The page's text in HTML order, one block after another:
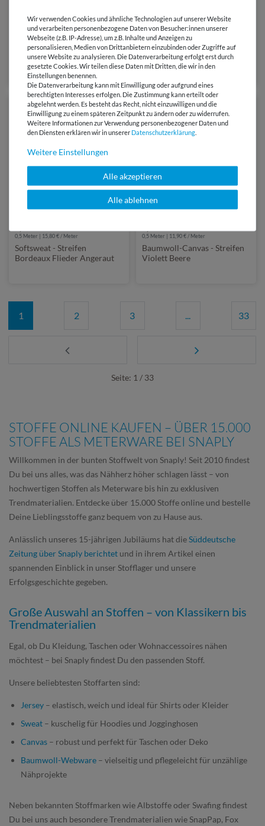
7,90 €
0,5 Meter | 15,80 € / Meter
Baumwoll-Canvas - Slub
Digital Blumen Lila Beige
7,15 €
0,5 Meter | 14,30 € / Meter
Baumwoll-Satin - Digital
Streifen Abstrakt Bordeaux
0,5 Meter | 15,80 € / Meter
Softsweat - Streifen
Bordeaux Flieder Angeraut
0,5 Meter | 11,90 € / Meter
Baumwoll-Canvas - Streifen
Violett Beere
1 2 3 ... 33
Seite: 1 / 33
STOFFE ONLINE KAUFEN – ÜBER 15.000
STOFFE ALS METERWARE BEI SNAPLY
Willkommen in der bunten Stoffwelt von Snaply! Seit 2010 findest
Du bei uns alles, was das Nähherz höher schlagen lässt – von
hochwertigen Stoffen als Meterware bis hin zu exklusiven
Trendmaterialien. Entdecke über 15.000 Stoffe online und bestelle
Deine Lieblingsstoffe ganz bequem von zu Hause aus.
Anlässlich unseres 15-jährigen Jubiläums hat dieSüddeutsche
Zeitung über Snaply berichtet und in ihrem Artikel einen
spannenden Einblick in unser Stofflager und unsere
Erfolgsgeschichte gegeben.
Große Auswahl an Stoffen – von Klassikern bis
Trendmaterialien
Egal, ob Du Kleidung, Taschen oder Wohnaccessoires nähen
möchtest – bei Snaply findest Du den passenden Stoff.
Unsere beliebtesten Stoffarten sind:
Jersey – elastisch, weich und ideal für Shirts oder Kleider
Sweat – kuschelig für Hoodies und Jogginghosen
Canvas – robust und perfekt für Taschen oder Deko
Baumwoll-Webware – vielseitig und pflegeleicht für unzählige
Nähprojekte
Neben bekannten Stoffmarken wie Albstoffe oder Swafing findest
Du bei uns auch besondere Trendmaterialien wie SnapPap, Fox
Wir verwenden Cookies und ähnliche Technologien auf unserer Website
und verarbeiten personenbezogene Daten von Besucher:innen unserer
Webseite (z.B. IP-Adresse), um z.B. Inhalte und Anzeigen zu
personalisieren, Medien von Drittanbietern einzubinden oder Zugriffe auf
unsere Website zu analysieren. Die Datenverarbeitung erfolgt erst durch
gesetzte Cookies. Wir teilen diese Daten mit Dritten, die wir in den
Einstellungen benennen.
Die Datenverarbeitung kann mit Einwilligung oder aufgrund eines
berechtigten Interesses erfolgen. Die Zustimmung kann erteilt oder
abgelehnt werden. Es besteht das Recht, nicht einzuwilligen und die
Einwilligung zu einem späteren Zeitpunkt zu ändern oder zu widerrufen.
Weitere Informationen zur Verwendung personenbezogener Daten und
den Diensten erklären wir in unserer Daten­schutz­erklärung
Weitere Einstellungen
Alle akzeptieren
Alle ablehnen